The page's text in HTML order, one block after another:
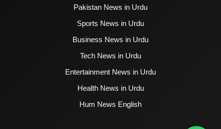
Pakistan News in Urdu
Sports News in Urdu
Business News in Urdu
Tech News in Urdu
Entertainment News in Urdu
Health News in Urdu
Hum News English